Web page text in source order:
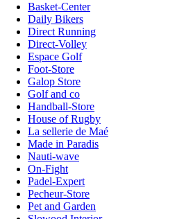
Basket-Center
Daily Bikers
Direct Running
Direct-Volley
Espace Golf
Foot-Store
Galop Store
Golf and co
Handball-Store
House of Rugby
La sellerie de Maé
Made in Paradis
Nauti-wave
On-Fight
Padel-Expert
Pecheur-Store
Pet and Garden